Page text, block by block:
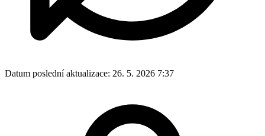
Datum poslední aktualizace: 26. 5. 2026 7:37